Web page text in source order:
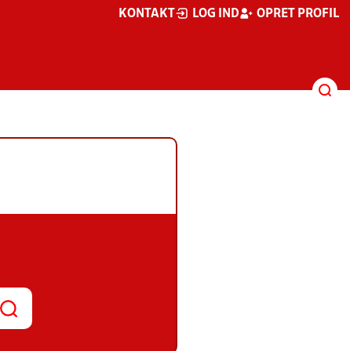
KONTAKT LOG IND OPRET PROFIL